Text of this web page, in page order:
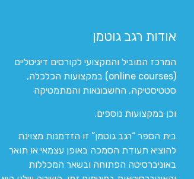
אודות רגב גוטמן
המרכז המוביל והמקצועי לקורסים דיגיטליים
(online courses) במקצועות הכלכלה,
סטטיסטיקה, החשבונאות והמתמטיקה
וכן במקצועות נוספים.
בית הספר “רגב גוטמן” זו הזדמנות מצוינת
להוציא תעודת הסמכה באופן עצמאי או תואר
באוניברסיטה הפתוחה ובשאר המכללות